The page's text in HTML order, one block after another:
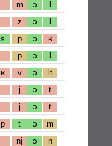
m ɔ l
z ɔ l
s p ɔ ʁ
p ɔ l
ʁ v ɔ lt
j ɔ t
j ɔ t
p t ɔ m
nj ɔ n